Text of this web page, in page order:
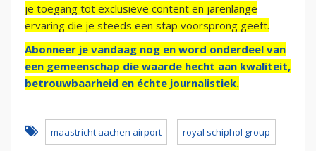
je toegang tot exclusieve content en jarenlange
ervaring die je steeds een stap voorsprong geeft.
Abonneer je vandaag nog en word onderdeel van
een gemeenschap die waarde hecht aan kwaliteit,
betrouwbaarheid en échte journalistiek.
maastricht aachen airport royal schiphol group